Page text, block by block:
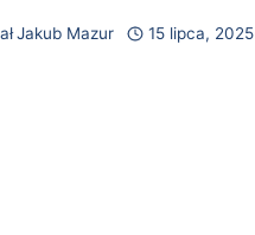
Jakub Mazur 15 lipca, 2025